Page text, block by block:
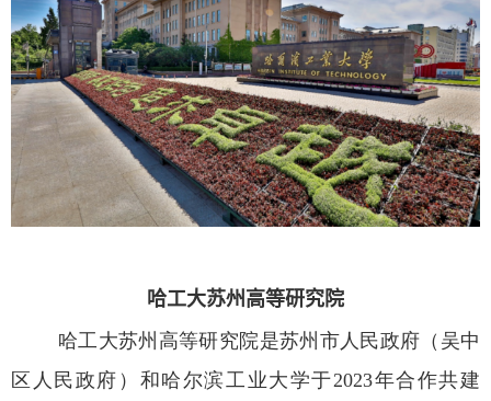
哈工大苏州高等研究院
哈工大苏州高等研究院是苏州市人民政府（吴中
区人民政府）和哈尔滨工业大学于2023年合作共建